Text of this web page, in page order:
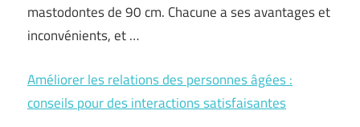
mastodontes de 90 cm. Chacune a ses avantages et
inconvénients, et …
Améliorer les relations des personnes âgées :
conseils pour des interactions satisfaisantes